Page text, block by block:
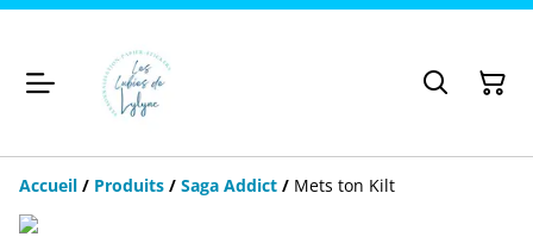
Accueil / Produits / Saga Addict / Mets ton Kilt